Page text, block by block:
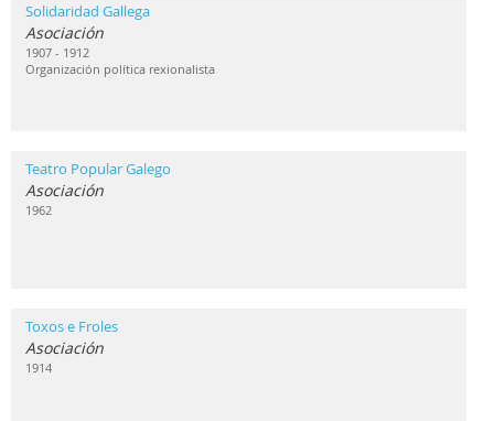
Solidaridad Gallega
Asociación
1907 - 1912
Organización política rexionalista
Teatro Popular Galego
Asociación
1962
Toxos e Froles
Asociación
1914